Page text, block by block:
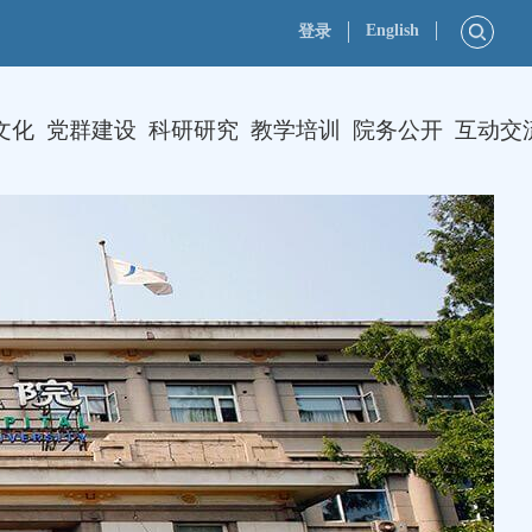
登录 English
化 党群建设 科研研究 教学培训 院务公开 互动交